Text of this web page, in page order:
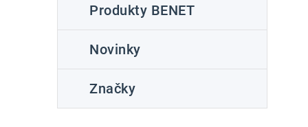
Produkty BENET
Novinky
Značky